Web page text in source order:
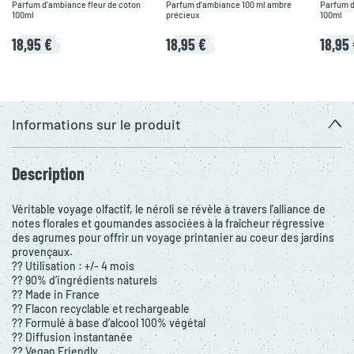
Parfum d'ambiance fleur de coton
100ml
18,95 €
Parfum d'ambiance 100 ml ambre
précieux
18,95 €
Parfum
100ml
18,95
Informations sur le produit
Description
Véritable voyage olfactif, le néroli se révèle à travers l'alliance de
notes florales et goumandes associées à la fraîcheur régressive
des agrumes pour offrir un voyage printanier au coeur des jardins
provençaux.
?? Utilisation : +/- 4 mois
?? 90% d’ingrédients naturels
?? Made in France
?? Flacon recyclable et rechargeable
?? Formulé à base d’alcool 100% végétal
?? Diffusion instantanée
?? Vegan Friendly